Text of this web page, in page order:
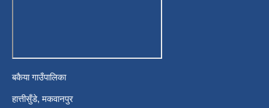
बकैया गाउँपालिका
हात्तीसुँडे, मकवानपुर